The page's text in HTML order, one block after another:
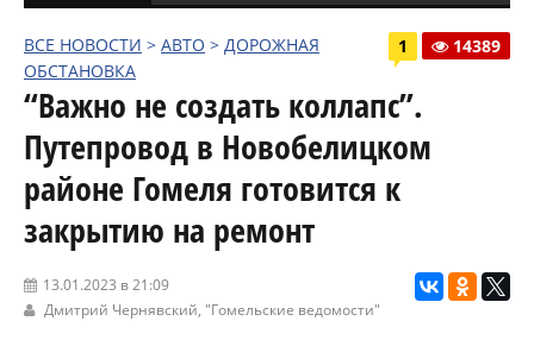
ВСЕ НОВОСТИ > АВТО > ДОРОЖНАЯ
ОБСТАНОВКА
1 14389
“Важно не создать коллапс”.
Путепровод в Новобелицком
районе Гомеля готовится к
закрытию на ремонт
13.01.2023 в 21:09
Дмитрий Чернявский, "Гомельские ведомости"